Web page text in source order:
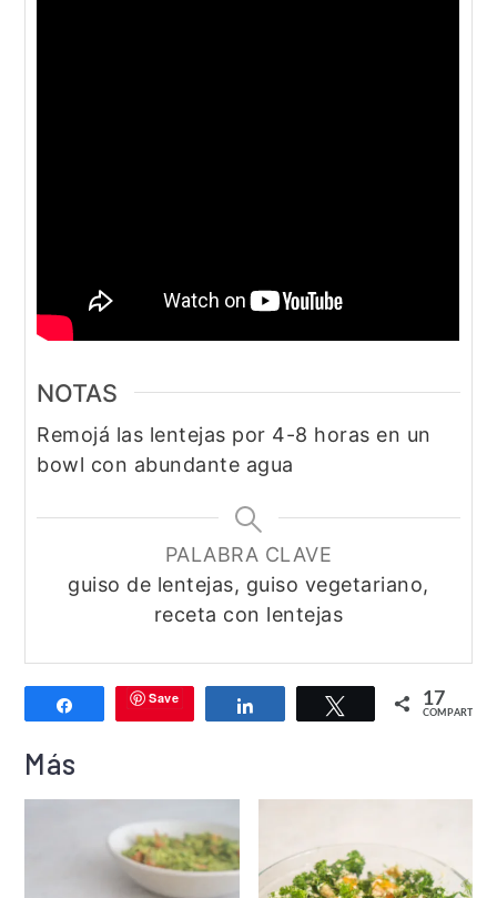
NOTAS
Remojá las lentejas por 4-8 horas en un
bowl con abundante agua
PALABRA CLAVE
guiso de lentejas, guiso vegetariano,
receta con lentejas
CompartirSave Compartir Twittear 17
COMPARTIR
Más